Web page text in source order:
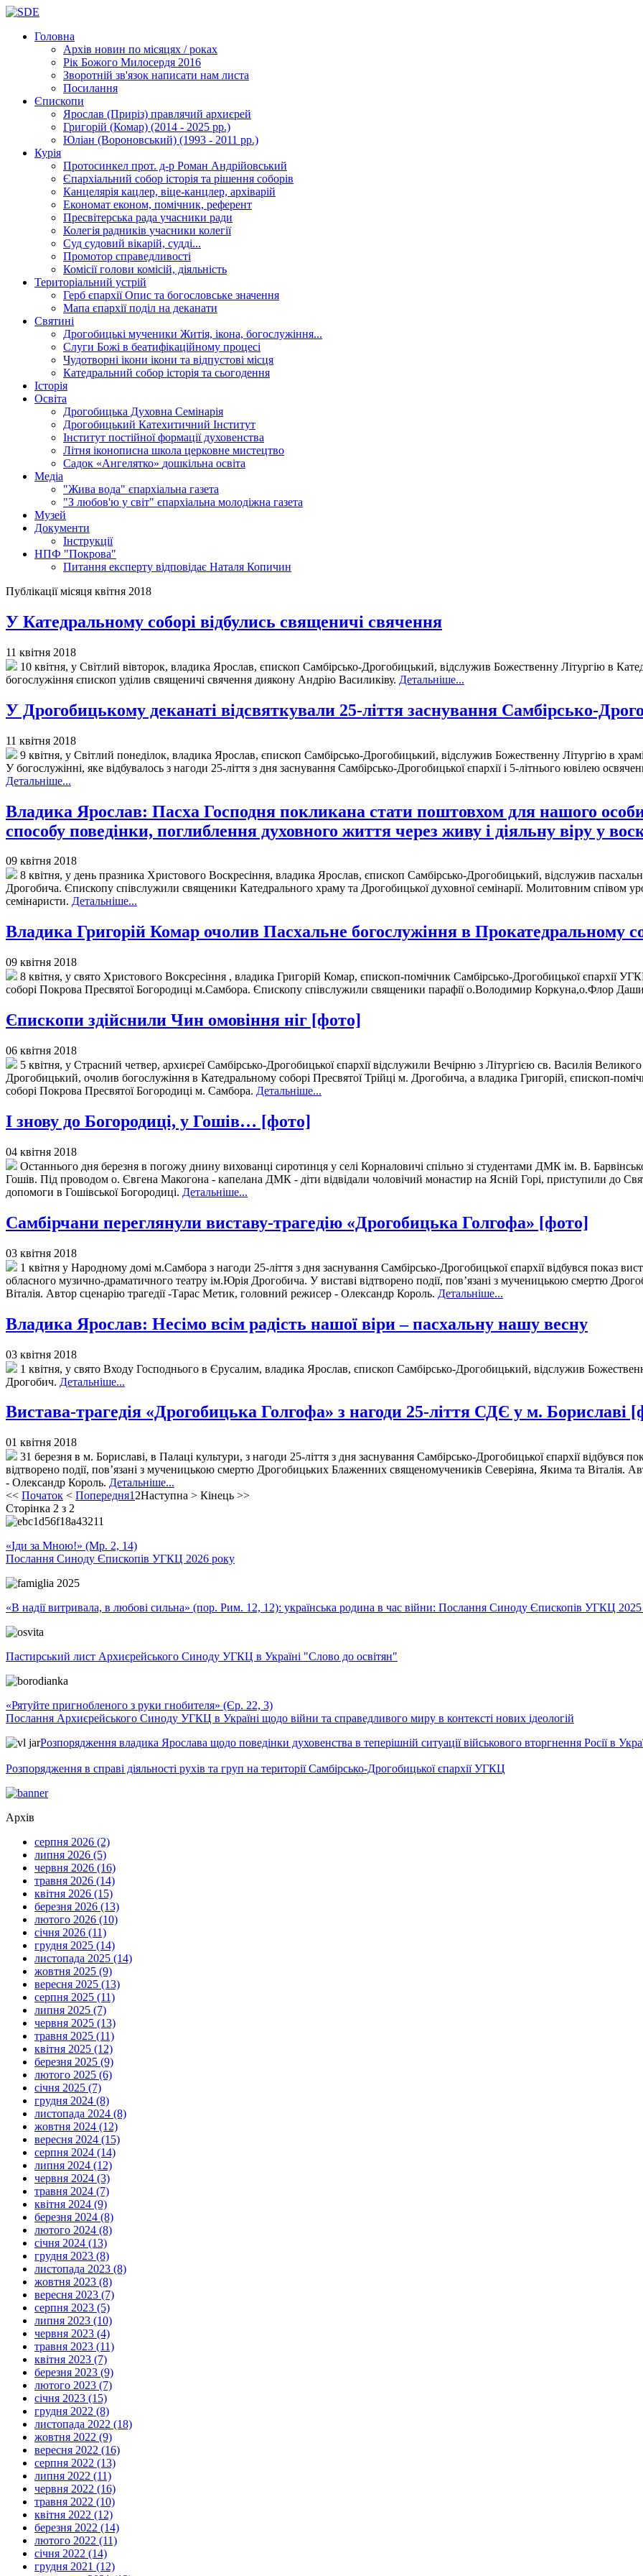
Головна
Архів новин по місяцях / роках
Рік Божого Милосердя 2016
Зворотній зв'язок написати нам листа
Посилання
Єпископи
Ярослав (Приріз) правлячий архиєрей
Григорій (Комар) (2014 - 2025 рр.)
Юліан (Вороновський) (1993 - 2011 рр.)
Курія
Протосинкел прот. д-р Роман Андрійовський
Єпархіальний собор історія та рішення соборів
Канцелярія кацлер, віце-канцлер, архіварій
Економат економ, помічник, референт
Пресвітерська рада учасники ради
Колегія радників учасники колегії
Суд судовий вікарій, судді...
Промотор справедливості
Комісіїголови комісій, діяльність
Територіальний устрій
Герб єпархіїОпис та богословське значення
Мапа єпархіїподіл на деканати
Святині
Дрогобицькі мученики Житія, ікона, богослужіння...
Слуги Божі в беатифікаційному процесі
Чудотворні ікони ікони та відпустові місця
Катедральний собор історія та сьогодення
Історія
Освіта
Дрогобицька Духовна Семінарія
Дрогобицький Катехитичний Інститут
Інститут постійної формації духовенства
Літня іконописна школа церковне мистецтво
Садок «Ангелятко» дошкільна освіта
Медіа
"Жива вода" єпархіальна газета
"З любов'ю у світ" єпархіальна молодіжна газета
Музей
Документи
Інструкції
НПФ "Покрова"
Питання експерту відповідає Наталя Копичин
Публікації місяця квітня 2018
У Катедральному соборі відбулись священичі свячення
11 квітня 2018
10 квітня, у Світлий вівторок, владика Ярослав, єпископ Самбірсько-Дрогобицький, відслужив Божественну Літургію в
богослужіння єпископ уділив священичі свячення диякону Андрію Василиківу. Детальніше...
У Дрогобицькому деканаті відсвяткували 25-ліття заснування Самбірсько-
11 квітня 2018
9 квітня, у Світлий понеділок, владика Ярослав, єпископ Самбірсько-Дрогобицький, відслужив Божественну Літургію в
У богослужінні, яке відбувалось з нагоди 25-ліття з дня заснування Самбірсько-Дрогобицької єпархії і 5-літнього ювілею
Детальніше...
Владика Ярослав: Пасха Господня покликана стати поштовхом для нашого
способу поведінки, поглиблення духовного життя через живу і діяльну віру у
09 квітня 2018
8 квітня, у день празника Христового Воскресіння, владика Ярослав, єпископ Самбірсько-Дрогобицький, відслужив
Дрогобича. Єпископу співслужили священики Катедрального храму та Дрогобицької духовної семінарії. Молитовним співом
семінаристи. Детальніше...
Владика Григорій Комар очолив Пасхальне богослужіння в Прокатедральному
09 квітня 2018
8 квітня, у свято Христового Воксресіння , владика Григорій Комар, єпископ-помічник Самбірсько-Дрогобицької єпархії
соборі Покрова Пресвятої Богородиці м.Самбора. Єпископу співслужили священики парафії о.Володимир Коркуна,о.Флор
Єпископи здійснили Чин омовіння ніг [фото]
06 квітня 2018
5 квітня, у Страсний четвер, архиєреї Самбірсько-Дрогобицької єпархії відслужили Вечірню з Літургією св. Василія
Дрогобицький, очолив богослужіння в Катедральному соборі Пресвятої Трійці м. Дрогобича, а владика Григорій, єпископ-
соборі Покрова Пресвятої Богородиці м. Самбора. Детальніше...
І знову до Богородиці, у Гошів… [фото]
04 квітня 2018
Останнього дня березня в погожу днину вихованці сиротинця у селі Корналовичі спільно зі студентами ДМК ім. В.
Гошів. Під проводом о. Євгена Макогона - капелана ДМК - діти відвідали чоловічий монастир на Ясній Горі, приступили до
допомоги в Гошівської Богородиці. Детальніше...
Самбірчани переглянули виставу-трагедію «Дрогобицька Голгофа» [фото]
03 квітня 2018
1 квітня у Народному домі м.Самбора з нагоди 25-ліття з дня заснування Самбірсько-Дрогобицької єпархії відбувся показ
обласного музично-драматичного театру ім.Юрія Дрогобича. У виставі відтворено події, пов’язані з мученицькою смертю
Віталія. Автор сценарію трагедії -Тарас Метик, головний режисер - Олександр Король. Детальніше...
Владика Ярослав: Несімо всім радість нашої віри – пасхальну нашу весну
03 квітня 2018
1 квітня, у свято Входу Господнього в Єрусалим, владика Ярослав, єпископ Самбірсько-Дрогобицький, відслужив
Дрогобич. Детальніше...
Вистава-трагедія «Дрогобицька Голгофа» з нагоди 25-ліття СДЄ у м. Бориславі
01 квітня 2018
31 березня в м. Бориславі, в Палаці культури, з нагоди 25-ліття з дня заснування Самбірсько-Дрогобицької єпархії відбувся
відтворено події, пов’язані з мученицькою смертю Дрогобицьких Блаженних священомучеників Северіяна, Якима та Віталія.
- Олександр Король. Детальніше...
<< Початок < Попередня1 2Наступна > Кінець >>
Сторінка 2 з 2
«Іди за Мною!» (Мр. 2, 14)
Послання Синоду Єпископів УГКЦ 2026 року
«В надії витривала, в любові сильна» (пор. Рим. 12, 12): українська родина в час війни: Послання Синоду Єпископів УГКЦ
Пастирський лист Архиєрейського Синоду УГКЦ в Україні "Слово до освітян"
«Рятуйте пригнобленого з руки гнобителя» (Єр. 22, 3)
Послання Архиєрейського Синоду УГКЦ в Україні щодо війни та справедливого миру в контексті нових ідеологій
Розпорядження владика Ярослава щодо поведінки духовенства в теперішній ситуації військового вторгнення Росії в
Розпорядження в справі діяльності рухів та груп на території Самбірсько-Дрогобицької єпархії УГКЦ
Архів
серпня 2026 (2)
липня 2026 (5)
червня 2026 (16)
травня 2026 (14)
квітня 2026 (15)
березня 2026 (13)
лютого 2026 (10)
січня 2026 (11)
грудня 2025 (14)
листопада 2025 (14)
жовтня 2025 (9)
вересня 2025 (13)
серпня 2025 (11)
липня 2025 (7)
червня 2025 (13)
травня 2025 (11)
квітня 2025 (12)
березня 2025 (9)
лютого 2025 (6)
січня 2025 (7)
грудня 2024 (8)
листопада 2024 (8)
жовтня 2024 (12)
вересня 2024 (15)
серпня 2024 (14)
липня 2024 (12)
червня 2024 (3)
травня 2024 (7)
квітня 2024 (9)
березня 2024 (8)
лютого 2024 (8)
січня 2024 (13)
грудня 2023 (8)
листопада 2023 (8)
жовтня 2023 (8)
вересня 2023 (7)
серпня 2023 (5)
липня 2023 (10)
червня 2023 (4)
травня 2023 (11)
квітня 2023 (7)
березня 2023 (9)
лютого 2023 (7)
січня 2023 (15)
грудня 2022 (8)
листопада 2022 (18)
жовтня 2022 (9)
вересня 2022 (16)
серпня 2022 (13)
липня 2022 (11)
червня 2022 (16)
травня 2022 (10)
квітня 2022 (12)
березня 2022 (14)
лютого 2022 (11)
січня 2022 (14)
грудня 2021 (12)